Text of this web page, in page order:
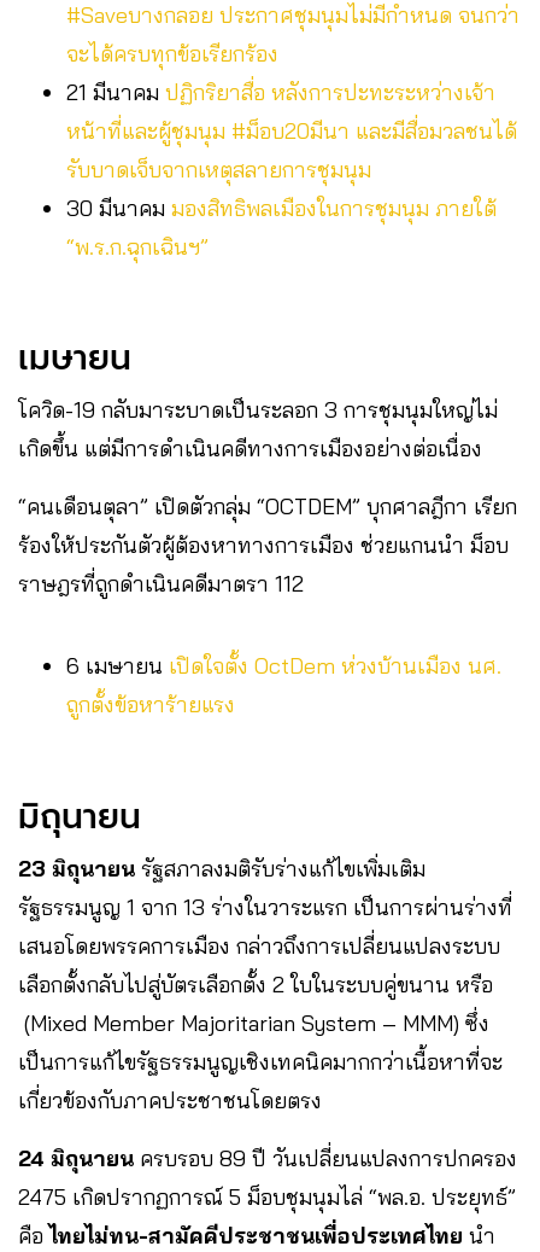
#Saveบางกลอย ประกาศชุมนุมไม่มีกำหนด จนกว่า
จะได้ครบทุกข้อเรียกร้อง
21 มีนาคม ปฏิกริยาสื่อ หลังการปะทะระหว่างเจ้า
หน้าที่และผู้ชุมนุม #ม็อบ20มีนา และมีสื่อมวลชนได้
รับบาดเจ็บจากเหตุสลายการชุมนุม
30 มีนาคม มองสิทธิพลเมืองในการชุมนุม ภายใต้
“พ.ร.ก.ฉุกเฉินฯ”
เมษายน
โควิด-19 กลับมาระบาดเป็นระลอก 3 การชุมนุมใหญ่ไม่
เกิดขึ้น แต่มีการดำเนินคดีทางการเมืองอย่างต่อเนื่อง
“คนเดือนตุลา” เปิดตัวกลุ่ม “OCTDEM” บุกศาลฎีกา เรียก
ร้องให้ประกันตัวผู้ต้องหาทางการเมือง ช่วยแกนนำ ม็อบ
ราษฎรที่ถูกดำเนินคดีมาตรา 112
6 เมษายน เปิดใจตั้ง OctDem ห่วงบ้านเมือง นศ.
ถูกตั้งข้อหาร้ายแรง
มิถุนายน
23 มิถุนายน รัฐสภาลงมติรับร่างแก้ไขเพิ่มเติม
รัฐธรรมนูญ 1 จาก 13 ร่างในวาระแรก เป็นการผ่านร่างที่
เสนอโดยพรรคการเมือง กล่าวถึงการเปลี่ยนแปลงระบบ
เลือกตั้งกลับไปสู่บัตรเลือกตั้ง 2 ใบในระบบคู่ขนาน หรือ
(Mixed Member Majoritarian System – MMM) ซึ่ง
เป็นการแก้ไขรัฐธรรมนูญเชิงเทคนิคมากกว่าเนื้อหาที่จะ
เกี่ยวข้องกับภาคประชาชนโดยตรง
24 มิถุนายน ครบรอบ 89 ปี วันเปลี่ยนแปลงการปกครอง
2475 เกิดปรากฏการณ์ 5 ม็อบชุมนุมไล่ “พล.อ. ประยุทธ์”
คือไทยไม่ทน-สามัคคีประชาชนเพื่อประเทศไทย นำ